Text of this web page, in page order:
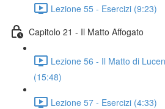
Lezione 55 - Esercizi (9:23)
Capitolo 21 - Il Matto Affogato
Lezione 56 - Il Matto di
(15:48)
Lezione 57 - Esercizi (4:33)